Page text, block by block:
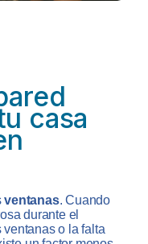
casa
ventanas. Cuando
durante el
o la falta